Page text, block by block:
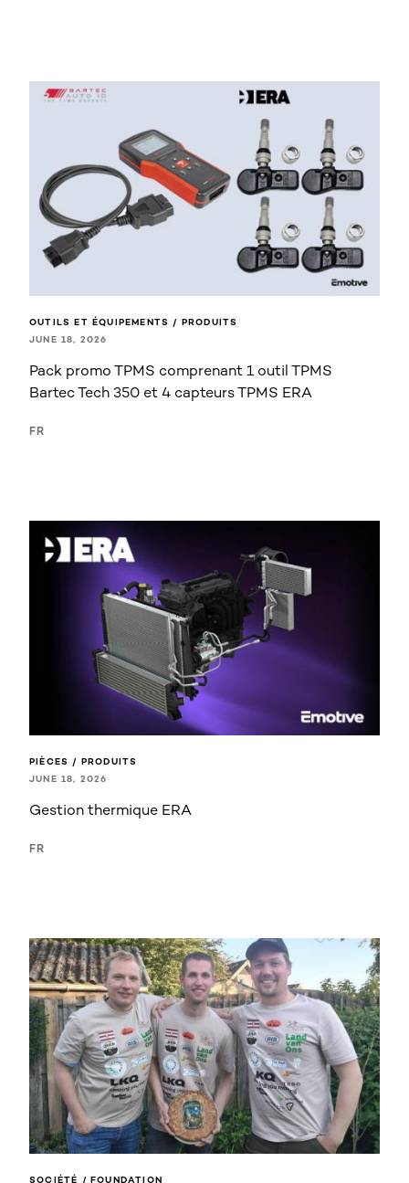
OUTILS ET ÉQUIPEMENTS / PRODUITS
JUNE 18, 2026
Pack promo TPMS comprenant 1 outil TPMS
Bartec Tech 350 et 4 capteurs TPMS ERA
FR
PIÈCES / PRODUITS
JUNE 18, 2026
Gestion thermique ERA
FR
SOCIÉTÉ / FOUNDATION